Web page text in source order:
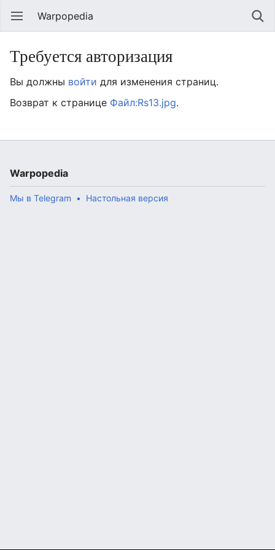
Warpopedia
Требуется авторизация
Вы должны войти для изменения страниц.
Возврат к странице Файл:Rs13.jpg.
Warpopedia
Мы в Telegram Настольная версия